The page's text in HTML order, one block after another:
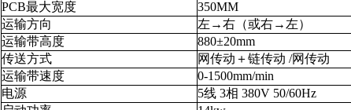
PCB最大宽度
350MM
运输方向
左→右（或右→左）
运输带高度
880±20mm
传送方式
网传动＋链传动 /网传动
运输带速度
0-1500mm/min
电源
5线 3相 380V 50/60Hz